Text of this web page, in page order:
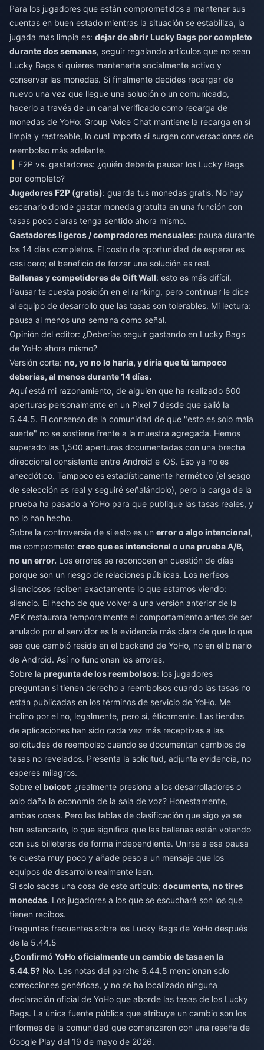
Para los jugadores que están comprometidos a mantener sus
cuentas en buen estado mientras la situación se estabiliza, la
jugada más limpia es: dejar de abrir Lucky Bags por completo
durante dos semanas, seguir regalando artículos que no sean
Lucky Bags si quieres mantenerte socialmente activo y
conservar las monedas. Si finalmente decides recargar de
nuevo una vez que llegue una solución o un comunicado,
hacerlo a través de un canal verificado como recarga de
monedas de YoHo: Group Voice Chat mantiene la recarga en sí
limpia y rastreable, lo cual importa si surgen conversaciones de
reembolso más adelante.
F2P vs. gastadores: ¿quién debería pausar los Lucky Bags
por completo?
Jugadores F2P (gratis): guarda tus monedas gratis. No hay
escenario donde gastar moneda gratuita en una función con
tasas poco claras tenga sentido ahora mismo.
Gastadores ligeros / compradores mensuales: pausa durante
los 14 días completos. El costo de oportunidad de esperar es
casi cero; el beneficio de forzar una solución es real.
Ballenas y competidores de Gift Wall: esto es más difícil.
Pausar te cuesta posición en el ranking, pero continuar le dice
al equipo de desarrollo que las tasas son tolerables. Mi lectura:
pausa al menos una semana como señal.
Opinión del editor: ¿Deberías seguir gastando en Lucky Bags
de YoHo ahora mismo?
Versión corta: no, yo no lo haría, y diría que tú tampoco
deberías, al menos durante 14 días.
Aquí está mi razonamiento, de alguien que ha realizado 600
aperturas personalmente en un Pixel 7 desde que salió la
5.44.5. El consenso de la comunidad de que "esto es solo mala
suerte" no se sostiene frente a la muestra agregada. Hemos
superado las 1,500 aperturas documentadas con una brecha
direccional consistente entre Android e iOS. Eso ya no es
anecdótico. Tampoco es estadísticamente hermético (el sesgo
de selección es real y seguiré señalándolo), pero la carga de la
prueba ha pasado a YoHo para que publique las tasas reales, y
no lo han hecho.
Sobre la controversia de si esto es un error o algo intencional,
me comprometo: creo que es intencional o una prueba A/B,
no un error. Los errores se reconocen en cuestión de días
porque son un riesgo de relaciones públicas. Los nerfeos
silenciosos reciben exactamente lo que estamos viendo:
silencio. El hecho de que volver a una versión anterior de la
APK restaurara temporalmente el comportamiento antes de ser
anulado por el servidor es la evidencia más clara de que lo que
sea que cambió reside en el backend de YoHo, no en el binario
de Android. Así no funcionan los errores.
Sobre la pregunta de los reembolsos: los jugadores
preguntan si tienen derecho a reembolsos cuando las tasas no
están publicadas en los términos de servicio de YoHo. Me
inclino por el no, legalmente, pero sí, éticamente. Las tiendas
de aplicaciones han sido cada vez más receptivas a las
solicitudes de reembolso cuando se documentan cambios de
tasas no revelados. Presenta la solicitud, adjunta evidencia, no
esperes milagros.
Sobre el boicot: ¿realmente presiona a los desarrolladores o
solo daña la economía de la sala de voz? Honestamente,
ambas cosas. Pero las tablas de clasificación que sigo ya se
han estancado, lo que significa que las ballenas están votando
con sus billeteras de forma independiente. Unirse a esa pausa
te cuesta muy poco y añade peso a un mensaje que los
equipos de desarrollo realmente leen.
Si solo sacas una cosa de este artículo: documenta, no tires
monedas. Los jugadores a los que se escuchará son los que
tienen recibos.
Preguntas frecuentes sobre los Lucky Bags de YoHo después
de la 5.44.5
¿Confirmó YoHo oficialmente un cambio de tasa en la
5.44.5? No. Las notas del parche 5.44.5 mencionan solo
correcciones genéricas, y no se ha localizado ninguna
declaración oficial de YoHo que aborde las tasas de los Lucky
Bags. La única fuente pública que atribuye un cambio son los
informes de la comunidad que comenzaron con una reseña de
Google Play del 19 de mayo de 2026.